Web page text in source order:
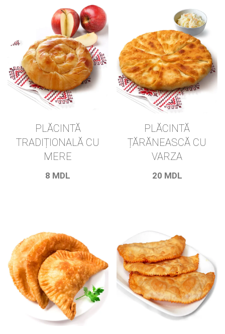
PLĂCINTĂ
TRADIȚIONALĂ CU
MERE
8 MDL
PLĂCINTĂ
ȚĂRĂNEASCĂ CU
VARZA
20 MDL